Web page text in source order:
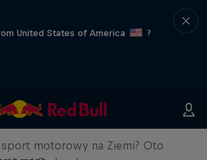
United States of America
?
Enduro 2025:
sezon w historii?
motorowy na Ziemi? Oto